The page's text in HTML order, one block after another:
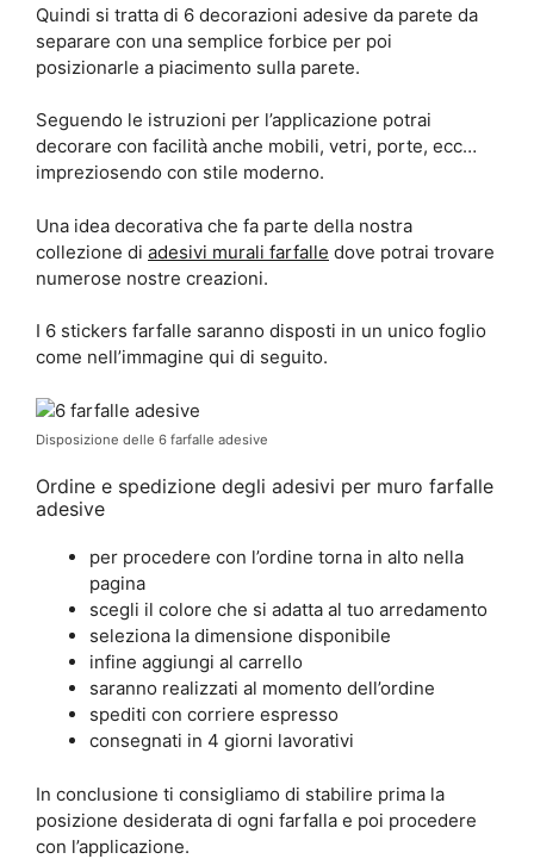
Quindi si tratta di 6 decorazioni adesive da parete da
separare con una semplice forbice per poi
posizionarle a piacimento sulla parete.
Seguendo le istruzioni per l’applicazione potrai
decorare con facilità anche mobili, vetri, porte, ecc…
impreziosendo con stile moderno.
Una idea decorativa che fa parte della nostra
collezione di adesivi murali farfalle dove potrai trovare
numerose nostre creazioni.
I 6 stickers farfalle saranno disposti in un unico foglio
come nell’immagine qui di seguito.
Disposizione delle 6 farfalle adesive
Ordine e spedizione degli adesivi per muro farfalle
adesive
per procedere con l’ordine torna in alto nella
pagina
scegli il colore che si adatta al tuo arredamento
seleziona la dimensione disponibile
infine aggiungi al carrello
saranno realizzati al momento dell’ordine
spediti con corriere espresso
consegnati in 4 giorni lavorativi
In conclusione ti consigliamo di stabilire prima la
posizione desiderata di ogni farfalla e poi procedere
con l’applicazione.